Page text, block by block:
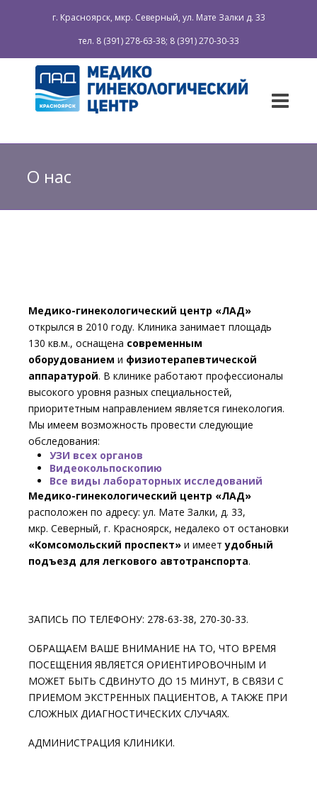
г. Красноярск, мкр. Северный, ул. Мате Залки д. 33
тел. 8 (391) 278-63-38; 8 (391) 270-30-33
О нас
Медико-гинекологический центр «ЛАД»
открылся в 2010 году. Клиника занимает площадь
130 кв.м., оснащена современным
оборудованием и физиотерапевтической
аппаратурой. В клинике работают профессионалы
высокого уровня разных специальностей,
приоритетным направлением является гинекология.
Мы имеем возможность провести следующие
обследования:
УЗИ всех органов
Видеокольпоскопию
Все виды лабораторных исследований
Медико-гинекологический центр «ЛАД»
расположен по адресу: ул. Мате Залки, д. 33,
мкр. Северный, г. Красноярск, недалеко от остановки
«Комсомольский проспект» и имеетудобный
подъезд для легкового автотранспорта.
ЗАПИСЬ ПО ТЕЛЕФОНУ: 278-63-38, 270-30-33.
ОБРАЩАЕМ ВАШЕ ВНИМАНИЕ НА ТО, ЧТО ВРЕМЯ
ПОСЕЩЕНИЯ ЯВЛЯЕТСЯ ОРИЕНТИРОВОЧНЫМ И
МОЖЕТ БЫТЬ СДВИНУТО ДО 15 МИНУТ, В СВЯЗИ С
ПРИЕМОМ ЭКСТРЕННЫХ ПАЦИЕНТОВ, А ТАКЖЕ ПРИ
СЛОЖНЫХ ДИАГНОСТИЧЕСКИХ СЛУЧАЯХ.
АДМИНИСТРАЦИЯ КЛИНИКИ.